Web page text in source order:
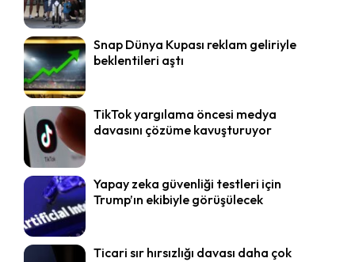
Snap Dünya Kupası reklam geliriyle
beklentileri aştı
TikTok yargılama öncesi medya
davasını çözüme kavuşturuyor
Yapay zeka güvenliği testleri için
Trump’ın ekibiyle görüşülecek
Ticari sır hırsızlığı davası daha çok